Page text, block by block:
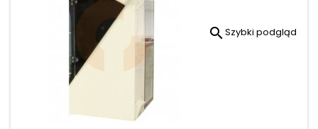
 Szybki podgląd